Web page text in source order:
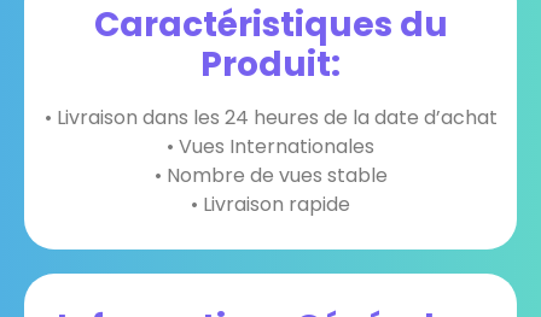
Caractéristiques du
Produit:
• Livraison dans les 24 heures de la date d’achat
• Vues Internationales
• Nombre de vues stable
• Livraison rapide